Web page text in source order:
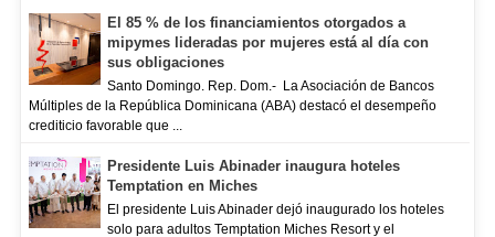
El 85 % de los financiamientos otorgados a
mipymes lideradas por mujeres está al día con
sus obligaciones
Santo Domingo. Rep. Dom.- La Asociación de Bancos
Múltiples de la República Dominicana (ABA) destacó el desempeño
crediticio favorable que ...
Presidente Luis Abinader inaugura hoteles
Temptation en Miches
El presidente Luis Abinader dejó inaugurado los hoteles
solo para adultos Temptation Miches Resort y el